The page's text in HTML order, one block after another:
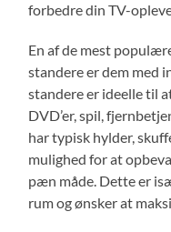
forbedre din TV-
En af de mest
standere er dem med
standere er ideelle til
DVD’er, spil,
har typisk hylder,
mulighed for at
pæn måde. Dette er
rum og ønsker at